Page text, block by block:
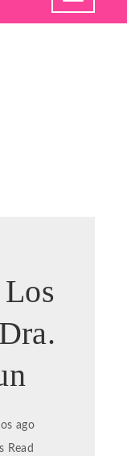
ago
Read